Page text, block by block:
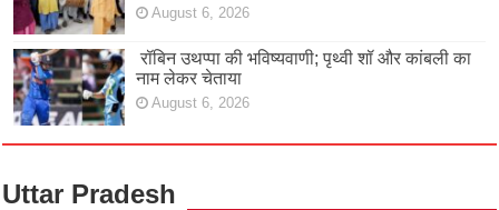
August 6, 2026
रॉबिन उथप्पा की भविष्यवाणी; पृथ्वी शॉ और कांबली का
नाम लेकर चेताया
August 6, 2026
Uttar Pradesh